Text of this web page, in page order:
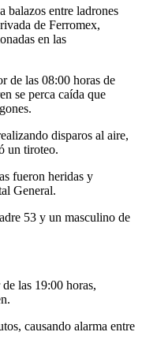
entre ladrones
de Ferromex,
en las
de las 08:00 horas de
se perca caída que
disparos al aire,
un tiroteo.
fueron heridas y
General.
53 y un masculino de
las 19:00 horas,
causando alarma entre